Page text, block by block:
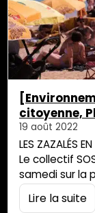
citoyenne,
19 août 2022
LES ZAZALÉS
Le collectif
samedi sur la
occupation du
illégale. Pour
Lire la suite